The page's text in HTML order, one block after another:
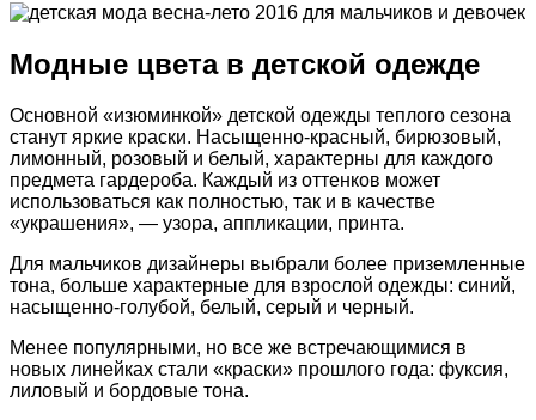
Модные цвета в детской одежде
Основной «изюминкой» детской одежды теплого сезона
станут яркие краски. Насыщенно-красный, бирюзовый,
лимонный, розовый и белый, характерны для каждого
предмета гардероба. Каждый из оттенков может
использоваться как полностью, так и в качестве
«украшения», — узора, аппликации, принта.
Для мальчиков дизайнеры выбрали более приземленные
тона, больше характерные для взрослой одежды: синий,
насыщенно-голубой, белый, серый и черный.
Менее популярными, но все же встречающимися в
новых линейках стали «краски» прошлого года: фуксия,
лиловый и бордовые тона.